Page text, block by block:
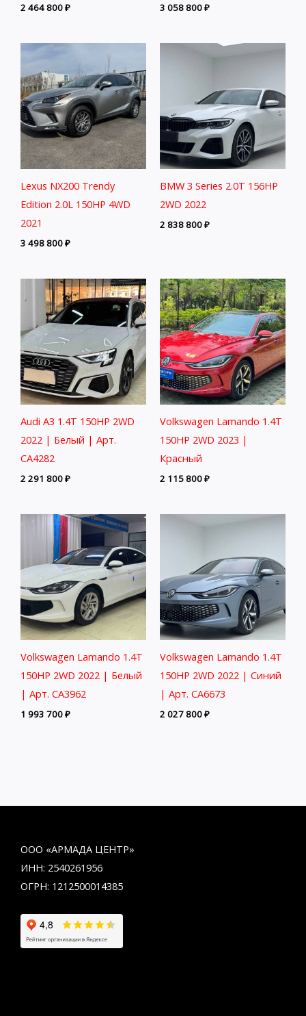
2 464 800₽ 3 058 800₽
Lexus NX200 Trendy
Edition 2.0L 150HP 4WD
2021
3 498 800₽
BMW 3 Series 2.0T 156HP
2WD 2022
2 838 800₽
Audi A3 1.4T 150HP 2WD
2022 | Белый | Арт.
CA4282
2 291 800₽
Volkswagen Lamando 1.4T
150HP 2WD 2023 |
Красный
2 115 800₽
Volkswagen Lamando 1.4T
150HP 2WD 2022 | Белый
| Арт. CA3962
1 993 700₽
Volkswagen Lamando 1.4T
150HP 2WD 2022 | Синий
| Арт. CA6673
2 027 800₽
ООО «АРМАДА ЦЕНТР»
ИНН: 2540261956
ОГРН: 1212500014385